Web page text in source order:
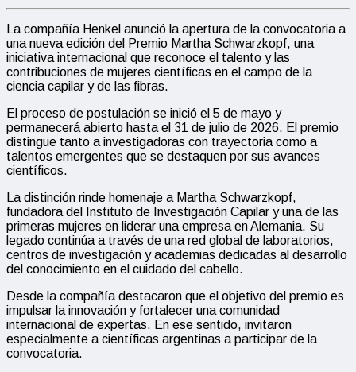
La compañía Henkel anunció la apertura de la convocatoria a
una nueva edición del Premio Martha Schwarzkopf, una
iniciativa internacional que reconoce el talento y las
contribuciones de mujeres científicas en el campo de la
ciencia capilar y de las fibras.
El proceso de postulación se inició el 5 de mayo y
permanecerá abierto hasta el 31 de julio de 2026. El premio
distingue tanto a investigadoras con trayectoria como a
talentos emergentes que se destaquen por sus avances
científicos.
La distinción rinde homenaje a Martha Schwarzkopf,
fundadora del Instituto de Investigación Capilar y una de las
primeras mujeres en liderar una empresa en Alemania. Su
legado continúa a través de una red global de laboratorios,
centros de investigación y academias dedicadas al desarrollo
del conocimiento en el cuidado del cabello.
Desde la compañía destacaron que el objetivo del premio es
impulsar la innovación y fortalecer una comunidad
internacional de expertas. En ese sentido, invitaron
especialmente a científicas argentinas a participar de la
convocatoria.